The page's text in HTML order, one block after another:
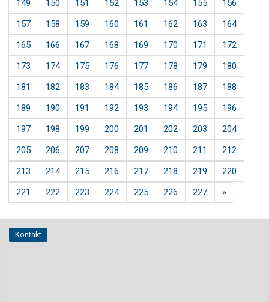
149
150 151 152 153 154 155
156
157
158 159 160 161 162 163
164
165
166 167 168 169 170 171
172
173
174 175 176 177 178 179
180
181
182 183 184 185 186 187
188
189
190 191 192 193 194 195
196
197
198 199 200 201 202 203
204
205
206 207 208 209 210 211
212
213
214 215 216 217 218 219
220
221
222 223 224 225 226 227 »
Kontakt